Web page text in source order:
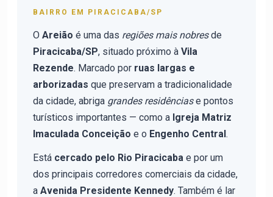
BAIRRO EM PIRACICABA/SP
O Areião é uma das regiões mais nobresde
Piracicaba/SP, situado próximo à Vila
Rezende. Marcado por ruas largas e
arborizadas que preservam a tradicionalidade
da cidade, abriga grandes residênciase pontos
turísticos importantes — como a Igreja Matriz
Imaculada Conceição e o Engenho Central.
Está cercado pelo Rio Piracicaba e por um
dos principais corredores comerciais da cidade,
a Avenida Presidente Kennedy. Também é lar